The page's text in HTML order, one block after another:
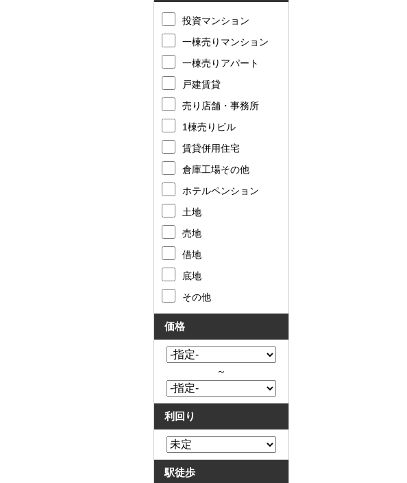
投資マンション
一棟売りマンション
一棟売りアパート
戸建賃貸
売り店舗・事務所
1棟売りビル
賃貸併用住宅
倉庫工場その他
ホテルペンション
土地
売地
借地
底地
その他
価格
～
利回り
駅徒歩